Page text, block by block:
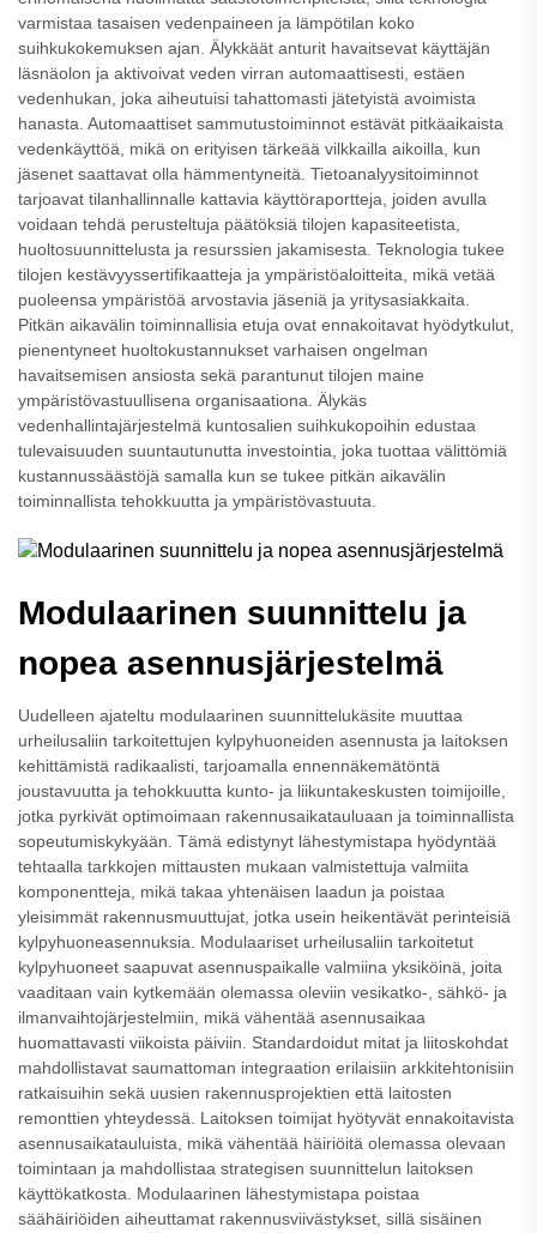
varmistaa tasaisen vedenpaineen ja lämpötilan koko
suihkukokemuksen ajan. Älykkäät anturit havaitsevat käyttäjän
läsnäolon ja aktivoivat veden virran automaattisesti, estäen
vedenhukan, joka aiheutuisi tahattomasti jätetyistä avoimista
hanasta. Automaattiset sammutustoiminnot estävät pitkäaikaista
vedenkäyttöä, mikä on erityisen tärkeää vilkkailla aikoilla, kun
jäsenet saattavat olla hämmentyneitä. Tietoanalyysitoiminnot
tarjoavat tilanhallinnalle kattavia käyttöraportteja, joiden avulla
voidaan tehdä perusteltuja päätöksiä tilojen kapasiteetista,
huoltosuunnittelusta ja resurssien jakamisesta. Teknologia tukee
tilojen kestävyyssertifikaatteja ja ympäristöaloitteita, mikä vetää
puoleensa ympäristöä arvostavia jäseniä ja yritysasiakkaita.
Pitkän aikavälin toiminnallisia etuja ovat ennakoitavat hyödytkulut,
pienentyneet huoltokustannukset varhaisen ongelman
havaitsemisen ansiosta sekä parantunut tilojen maine
ympäristövastuullisena organisaationa. Älykäs
vedenhallintajärjestelmä kuntosalien suihkukopoihin edustaa
tulevaisuuden suuntautunutta investointia, joka tuottaa välittömiä
kustannussäästöjä samalla kun se tukee pitkän aikavälin
toiminnallista tehokkuutta ja ympäristövastuuta.
Modulaarinen suunnittelu ja
nopea asennusjärjestelmä
Uudelleen ajateltu modulaarinen suunnittelukäsite muuttaa
urheilusaliin tarkoitettujen kylpyhuoneiden asennusta ja laitoksen
kehittämistä radikaalisti, tarjoamalla ennennäkemätöntä
joustavuutta ja tehokkuutta kunto- ja liikuntakeskusten toimijoille,
jotka pyrkivät optimoimaan rakennusaikatauluaan ja toiminnallista
sopeutumiskykyään. Tämä edistynyt lähestymistapa hyödyntää
tehtaalla tarkkojen mittausten mukaan valmistettuja valmiita
komponentteja, mikä takaa yhtenäisen laadun ja poistaa
yleisimmät rakennusmuuttujat, jotka usein heikentävät perinteisiä
kylpyhuoneasennuksia. Modulaariset urheilusaliin tarkoitetut
kylpyhuoneet saapuvat asennuspaikalle valmiina yksiköinä, joita
vaaditaan vain kytkemään olemassa oleviin vesikatko-, sähkö- ja
ilmanvaihtojärjestelmiin, mikä vähentää asennusaikaa
huomattavasti viikoista päiviin. Standardoidut mitat ja liitoskohdat
mahdollistavat saumattoman integraation erilaisiin arkkitehtonisiin
ratkaisuihin sekä uusien rakennusprojektien että laitosten
remonttien yhteydessä. Laitoksen toimijat hyötyvät ennakoitavista
asennusaikatauluista, mikä vähentää häiriöitä olemassa olevaan
toimintaan ja mahdollistaa strategisen suunnittelun laitoksen
käyttökatkosta. Modulaarinen lähestymistapa poistaa
säähäiriöiden aiheuttamat rakennusviivästykset, sillä sisäinen